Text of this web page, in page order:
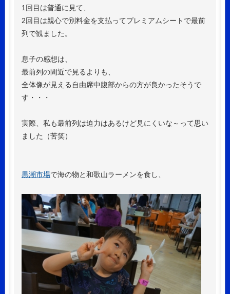
1回目は普通に見て、
2回目は親心で別料金を支払ってプレミアムシートで最前
列で観ました。
息子の感想は、
最前列の間近で見るよりも、
全体像が見える自由席中腹部からの方が良かったそうで
す・・・
実際、私も最前列は迫力はあるけど見にくいな～って思い
ました（苦笑）
黒潮市場で海の物と和歌山ラーメンを食し、